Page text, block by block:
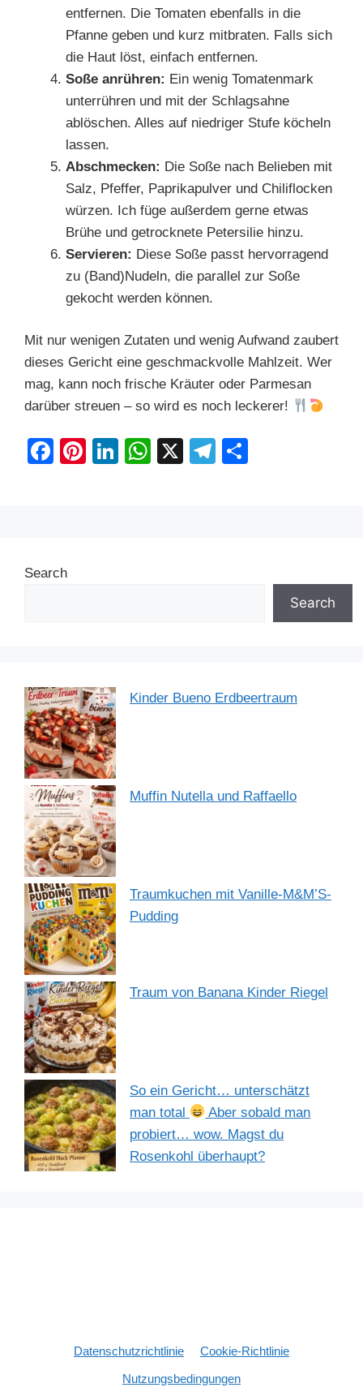
entfernen. Die Tomaten ebenfalls in die
Pfanne geben und kurz mitbraten. Falls sich
die Haut löst, einfach entfernen.
Soße anrühren: Ein wenig Tomatenmark
unterrühren und mit der Schlagsahne
ablöschen. Alles auf niedriger Stufe köcheln
lassen.
Abschmecken: Die Soße nach Belieben mit
Salz, Pfeffer, Paprikapulver und Chiliflocken
würzen. Ich füge außerdem gerne etwas
Brühe und getrocknete Petersilie hinzu.
Servieren: Diese Soße passt hervorragend
zu (Band)Nudeln, die parallel zur Soße
gekocht werden können.
Mit nur wenigen Zutaten und wenig Aufwand zaubert
dieses Gericht eine geschmackvolle Mahlzeit. Wer
mag, kann noch frische Kräuter oder Parmesan
darüber streuen – so wird es noch leckerer!
F
o
Pi
Li
W
X
T
Search
Search
Kinder Bueno Erdbeertraum
Muffin Nutella und Raffaello
Traumkuchen mit Vanille-M&M’S-
Pudding
Traum von Banana Kinder Riegel
So ein Gericht… unterschätzt
man total
Aber sobald man
probiert… wow. Magst du
Rosenkohl überhaupt?
Datenschutzrichtlinie
Cookie-Richtlinie
Nutzungsbedingungen